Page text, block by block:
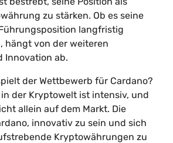
zu stärken. Ob es seine
langfristig
hängt von der weiteren
Innovation ab.
der Wettbewerb für Cardano?
der Kryptowelt ist intensiv, und
allein auf dem Markt. Die
innovativ zu sein und sich
Kryptowährungen zu